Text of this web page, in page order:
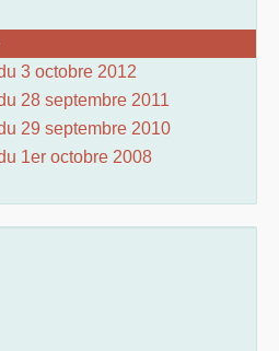
3 octobre 2012
28 septembre 2011
29 septembre 2010
1er octobre 2008